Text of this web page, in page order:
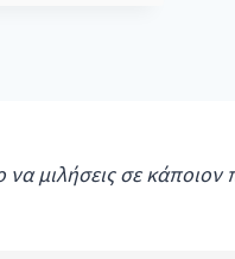
να μιλήσεις σε